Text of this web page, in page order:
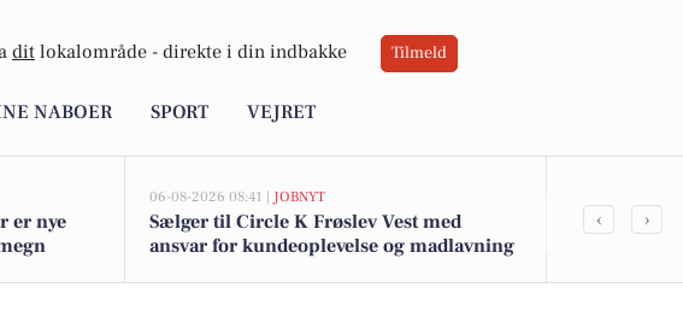
dit lokalområde - direkte i din indbakke Tilmeld
NABOER SPORT VEJRET
er nye
06-08-2026 08:41 | JOBNYT
Sælger til Circle K Frøslev Vest med
ansvar for kundeoplevelse og madlavning
Top 6 over
‹ ›